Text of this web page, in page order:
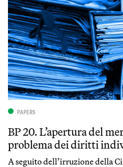
PAPERS
BP 20. L’apertura del
problema dei diritti
A seguito dell’irruzione della